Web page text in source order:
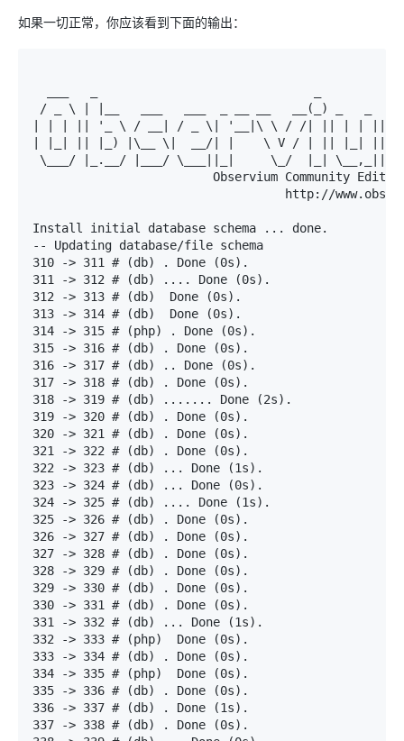
如果一切正常，你应该看到下面的输出：
/ _ \ | | (
)
|
| | || '_ \ / __| / _ \| ' | \ \ / /| || | | ||
| |_| || |_) |\__ \|  __/| |
    \ V
/ | || | | ||
\___
/ | . / | / \___ || |
     \_
/ | | \__ , ||
Observium Community
                                   http
: //
Install initial database schema ... done.
--
Updating database/
310
-> 311
# (db) . Done (0s).
311
-> 312 # (db) .... Done (0s).
312
-> 313 # (db)  Done (0s).
313
-> 314 # (db)  Done (0s).
314
-> 315 # (php) . Done (0s).
315
-> 316 # (db) . Done (0s).
316
-> 317 # (db) .. Done (0s).
317
-> 318 # (db) . Done (0s).
318
-> 319 # (db) ....... Done (2s).
319
-> 320 # (db) . Done (0s).
320
-> 321
# (db) . Done (0s).
321
-> 322 # (db) . Done (0s).
322
-> 323 # (db) ... Done (1s).
323
-> 324 # (db) ... Done (0s).
324
-> 325 # (db) .... Done (1s).
325
-> 326 # (db) . Done (0s).
326
-> 327 # (db) . Done (0s).
327
-> 328 # (db) . Done (0s).
328
-> 329 # (db) . Done (0s).
329
-> 330 # (db) . Done (0s).
330
-> 331
# (db) . Done (0s).
331
-> 332 # (db) ... Done (1s).
332
-> 333 # (php)  Done (0s).
333
-> 334 # (db) . Done (0s).
334
-> 335 # (php)  Done (0s).
335
-> 336 # (db) . Done (0s).
336
-> 337 # (db) . Done (1s).
337
-> 338 # (db) . Done (0s).